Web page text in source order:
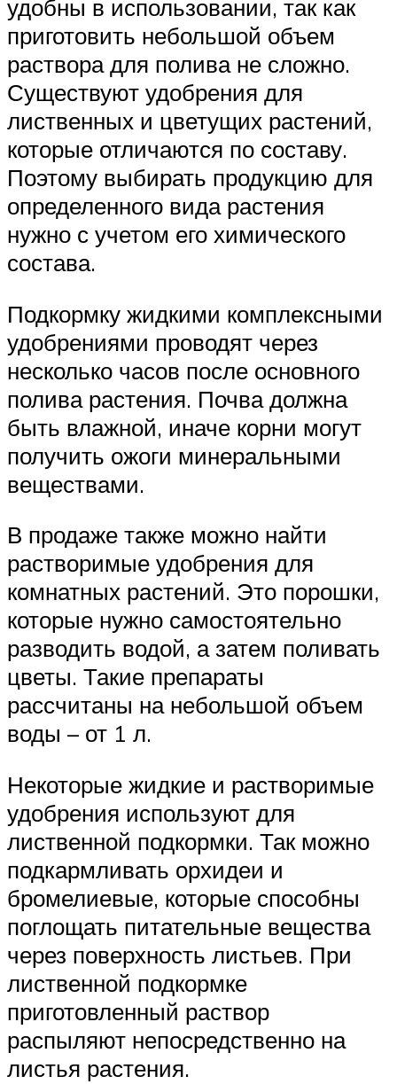
удобны в использовании, так как
приготовить небольшой объем
раствора для полива не сложно.
Существуют удобрения для
лиственных и цветущих растений,
которые отличаются по составу.
Поэтому выбирать продукцию для
определенного вида растения
нужно с учетом его химического
состава.
Подкормку жидкими комплексными
удобрениями проводят через
несколько часов после основного
полива растения. Почва должна
быть влажной, иначе корни могут
получить ожоги минеральными
веществами.
В продаже также можно найти
растворимые удобрения для
комнатных растений. Это порошки,
которые нужно самостоятельно
разводить водой, а затем поливать
цветы. Такие препараты
рассчитаны на небольшой объем
воды – от 1 л.
Некоторые жидкие и растворимые
удобрения используют для
лиственной подкормки. Так можно
подкармливать орхидеи и
бромелиевые, которые способны
поглощать питательные вещества
через поверхность листьев. При
лиственной подкормке
приготовленный раствор
распыляют непосредственно на
листья растения.